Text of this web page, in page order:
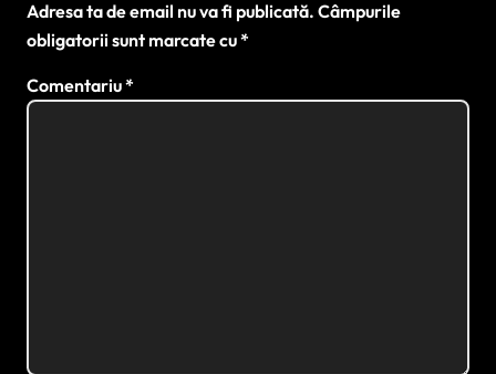
Adresa ta de email nu va fi publicată. Câmpurile
obligatorii sunt marcate cu*
Comentariu*